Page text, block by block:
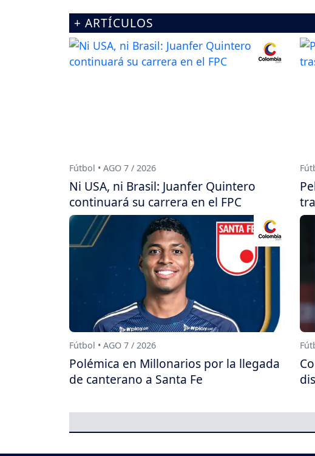
+ ARTÍCULOS
Fútbol • AGO 7 / 2026
Ni USA, ni Brasil: Juanfer Quintero
continuará su carrera en el FPC
Fútbol • AGO 7 / 2026
Polémica en Millonarios por la llegada
de canterano a Santa Fe